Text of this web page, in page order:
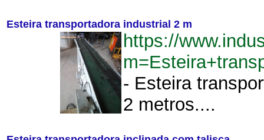
Esteira transportadora industrial 2 m
https://
- Esteira
2 metros....